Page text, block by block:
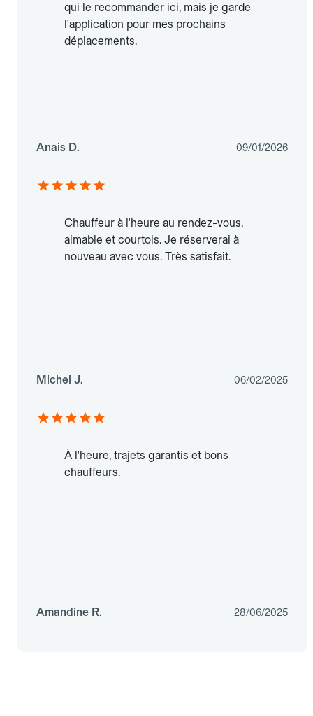
qui le recommander ici, mais je garde
l'application pour mes prochains
déplacements.
Anais D. 09/01/2026
Chauffeur à l'heure au rendez-vous,
aimable et courtois. Je réserverai à
nouveau avec vous. Très satisfait.
Michel J. 06/02/2025
À l'heure, trajets garantis et bons
chauffeurs.
Amandine R. 28/06/2025